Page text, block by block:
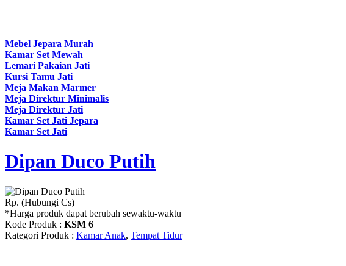
Mebel Jepara Murah
Kamar Set Mewah
Lemari Pakaian Jati
Kursi Tamu Jati
Meja Makan Marmer
Meja Direktur Minimalis
Meja Direktur Jati
Kamar Set Jati Jepara
Kamar Set Jati
Dipan Duco Putih
Rp. (Hubungi Cs)
*Harga produk dapat berubah sewaktu-waktu
Kode Produk : KSM 6
Kategori Produk : Kamar Anak, Tempat Tidur